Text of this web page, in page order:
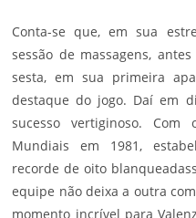
Conta-se que, em sua
sessão de massagens,
sesta, em sua primeira
destaque do jogo. Daí em
sucesso vertiginoso. Com
Mundiais em 1981,
recorde de oito
equipe não deixa a outra
momento incrível para